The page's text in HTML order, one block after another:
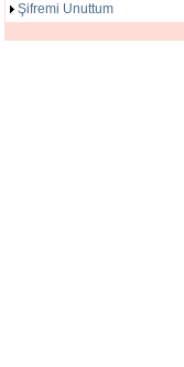
Şifremi Unuttum